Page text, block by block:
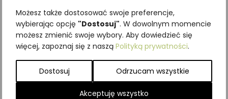
Możesz także dostosować swoje preferencje,
wybierając opcję "Dostosuj". W dowolnym momencie
możesz zmienić swoje wybory. Aby dowiedzieć się
więcej, zapoznaj się z naszą Polityką prywatności.
Dostosuj Odrzucam wszystkie
Akceptuję wszystko
Karty DZIKIE
ZWIERZĘTA POLSKI
Karty DZIKIE PTAKI
POLSKI